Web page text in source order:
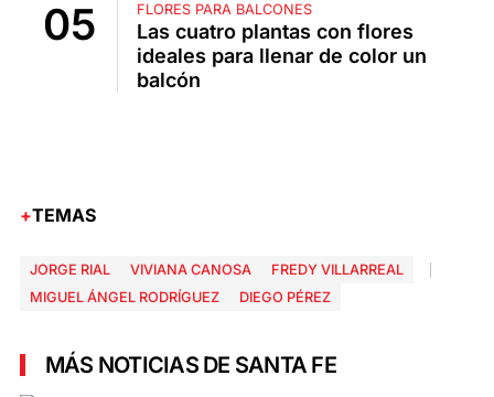
FLORES PARA BALCONES
Las cuatro plantas con flores
ideales para llenar de color un
balcón
TEMAS
JORGE RIAL VIVIANA CANOSA
FREDY VILLARREAL
MIGUEL ÁNGEL RODRÍGUEZ
DIEGO PÉREZ
MÁS NOTICIAS DE SANTA FE